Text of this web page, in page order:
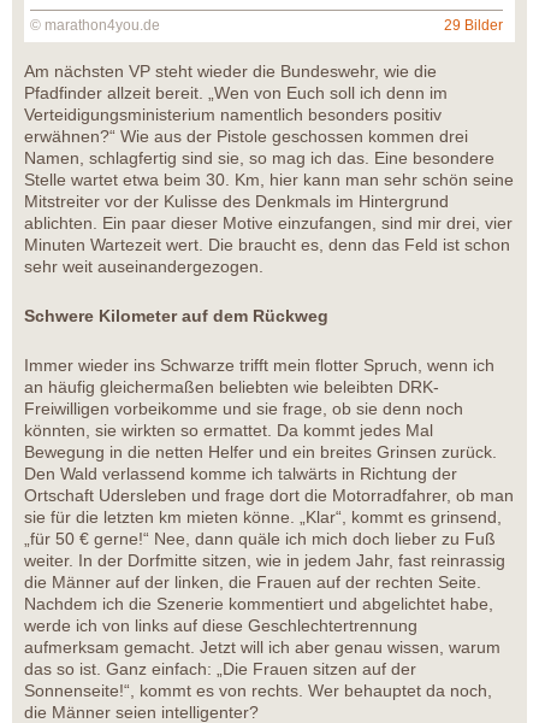
© marathon4you.de 29 Bilder
Am nächsten VP steht wieder die Bundeswehr, wie die
Pfadfinder allzeit bereit. „Wen von Euch soll ich denn im
Verteidigungsministerium namentlich besonders positiv
erwähnen?“ Wie aus der Pistole geschossen kommen drei
Namen, schlagfertig sind sie, so mag ich das. Eine besondere
Stelle wartet etwa beim 30. Km, hier kann man sehr schön seine
Mitstreiter vor der Kulisse des Denkmals im Hintergrund
ablichten. Ein paar dieser Motive einzufangen, sind mir drei, vier
Minuten Wartezeit wert. Die braucht es, denn das Feld ist schon
sehr weit auseinandergezogen.
Schwere Kilometer auf dem Rückweg
Immer wieder ins Schwarze trifft mein flotter Spruch, wenn ich
an häufig gleichermaßen beliebten wie beleibten DRK-
Freiwilligen vorbeikomme und sie frage, ob sie denn noch
könnten, sie wirkten so ermattet. Da kommt jedes Mal
Bewegung in die netten Helfer und ein breites Grinsen zurück.
Den Wald verlassend komme ich talwärts in Richtung der
Ortschaft Udersleben und frage dort die Motorradfahrer, ob man
sie für die letzten km mieten könne. „Klar“, kommt es grinsend,
„für 50 € gerne!“ Nee, dann quäle ich mich doch lieber zu Fuß
weiter. In der Dorfmitte sitzen, wie in jedem Jahr, fast reinrassig
die Männer auf der linken, die Frauen auf der rechten Seite.
Nachdem ich die Szenerie kommentiert und abgelichtet habe,
werde ich von links auf diese Geschlechtertrennung
aufmerksam gemacht. Jetzt will ich aber genau wissen, warum
das so ist. Ganz einfach: „Die Frauen sitzen auf der
Sonnenseite!“, kommt es von rechts. Wer behauptet da noch,
die Männer seien intelligenter?